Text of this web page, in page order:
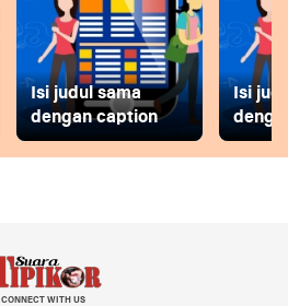
Isi judul sama
dengan caption
Isi
CONNECT WITH US